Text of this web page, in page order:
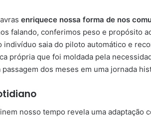
enriquece nossa forma de nos
falando, conferimos peso e propósito
saia do piloto automático e
própria que foi moldada pela
dos meses em uma jornada
nosso tempo revela uma adaptação